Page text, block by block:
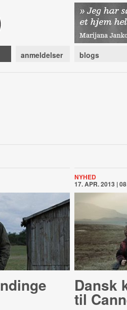
anmeldelser blogs
NYHED
17. APR. 2013 |
Dansk
til